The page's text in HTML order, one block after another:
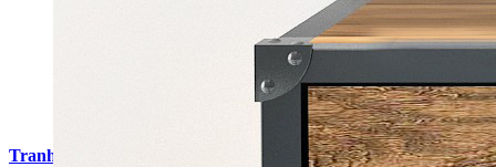
Tranh Cá Chép Hoa Sen Phòng Ăn G6